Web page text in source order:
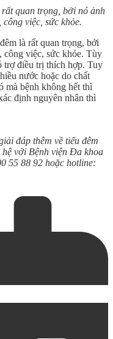
quan trọng, bởi nó ảnh
việc, sức khỏe.
là rất quan trọng, bởi
công việc, sức khỏe. Tùy
trợ điều trị thích hợp. Tuy
nước hoặc do chất
mà bệnh không hết thì
định nguyên nhân thì
đáp thêm về tiểu đêm
hệ với Bệnh viện Đa khoa
55 88 92 hoặc hotline: